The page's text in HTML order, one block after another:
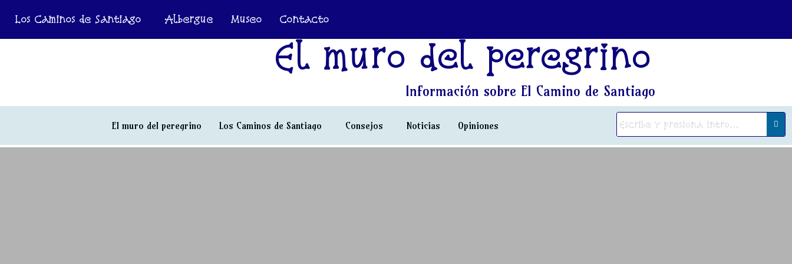
Los Caminos de Santiago Albergue Museo Contacto
El muro del peregrino
Información sobre El Camino de Santiago
El muro del peregrino Los Caminos de Santiago Consejos Noticias Opiniones